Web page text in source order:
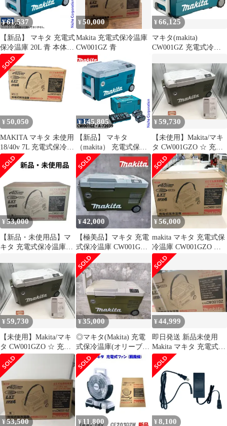
¥61,537
【新品】 マキタ 充電式
保冷温庫 20L 青 本体の
み CW001GZ 40V 18V
バッテリ・充電器別売
クーラーボックス 保冷
庫 保温庫 アウトドア
キャンプ 車中泊 純正
¥50,000
Makita 充電式保冷温庫
CW001GZ 青
¥66,125
マキタ(makita)
CW001GZ 充電式冷温
ガーソケット【正規販
売店メーカー保証付
き】
¥ 50,050
MAKITA マキタ 未使用
18/40v 7L 充電式保冷温
庫 ※バッテリ・充電器
別販売 CW001GZ0 オリ
ーブ
¥145,805
【新品】 マキタ
（makita） 充電式保冷
温庫 青＆パワーソース
キットXGT6 セット
40Vmax 20L CW001GZ
A-72039 20L 純正
¥59,730
【未使用】Makita/マキ
タ CW001GZO ☆ 充電
式保冷温庫(オリーブ)
本体のみ [IT_QS6RK]
[笠寺][M04]
¥ 53,000
【新品・未使用品】マ
キタ 充電式保冷温庫
40Vmax18V
¥42,000
【極美品】マキタ 充電
式保冷温庫 CW001GZO
オリーブ20L AC/DC対
応
¥56,000
makita マキタ 充電式保
冷温庫 CW001GZO 本
体のみ (バッテリ・充
電器別売) オリーブ
40Vmax 18V 20L 未使用
★DT612
¥59,730
【未使用】Makita/マキ
タ CW001GZO ☆ 充電
式保冷温庫(オリーブ)
本体のみ [IT_9001C][笠
寺][M04]
¥35,000
◎マキタ(Makita) 充電
式保冷温庫(オリーブ)
40V-max/18V 本体のみ
CW001GZO 20L 動作確
認済み
¥44,999
即日発送 新品未使用
Makita マキタ 充電式保
冷温庫 CW001GZ0 青
¥53,500 ¥ 11,800 ¥ 8,100